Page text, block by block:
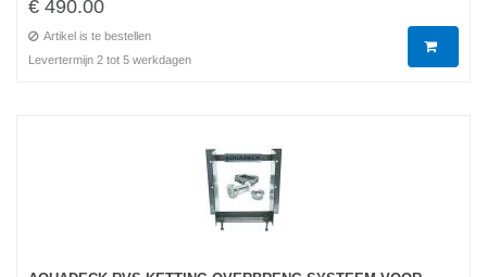
€ 490.00
Artikel is te bestellen
Levertermijn 2 tot 5 werkdagen